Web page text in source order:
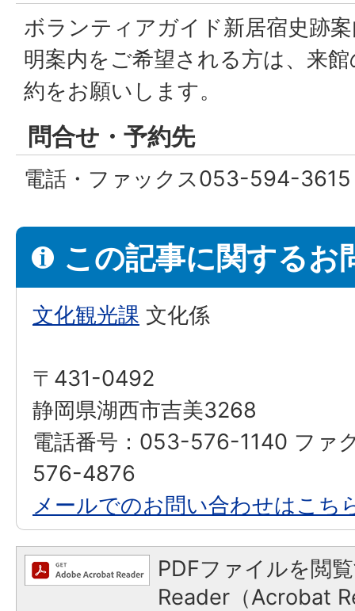
ボランティアガイド新居宿史跡
明案内をご希望される方は、来
約をお願いします。
問合せ・予約先
電話・ファックス053-594-3615
この記事に関するお
文化観光課 文化係
〒431-0492
静岡県湖西市吉美3268
電話番号：053-576-1140 ファ
576-4876
メールでのお問い合わせはこち
PDFファイルを閲
Reader（Acrobat